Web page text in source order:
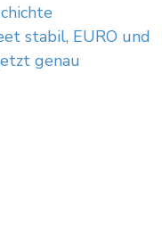
stabil, EURO und
genau